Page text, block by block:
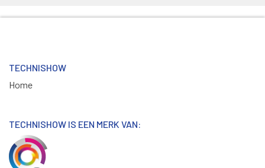
TECHNISHOW
Home
TECHNISHOW IS EEN MERK VAN: